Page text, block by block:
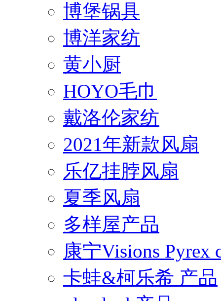
博堡锅具
博洋家纺
黄小厨
HOYO毛巾
戴洛伦家纺
2021年新款风扇
乐亿挂脖风扇
夏季风扇
多样屋产品
康宁Visions Pyrex
卡蛙&柯乐希 产品